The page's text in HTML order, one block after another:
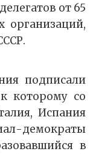
от 65
подписали
которому со
Испания
демократы
в